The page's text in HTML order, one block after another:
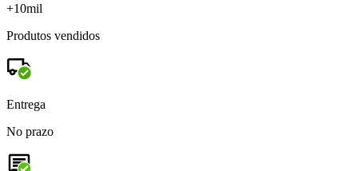
+10mil
Produtos vendidos
Entrega
No prazo